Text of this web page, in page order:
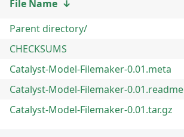
File Name ↓
Parent directory/
CHECKSUMS
Catalyst-Model-Filemaker-0.01.meta
Catalyst-Model-Filemaker-0.01.readme
Catalyst-Model-Filemaker-0.01.tar.gz